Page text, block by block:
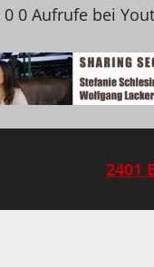
0 0 Aufrufe bei
2401